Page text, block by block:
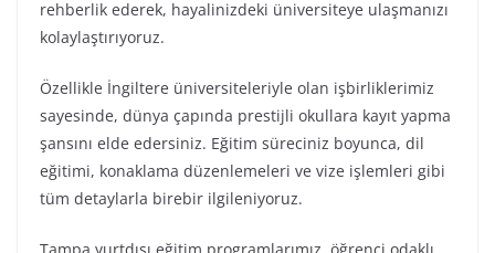
rehberlik ederek, hayalinizdeki üniversiteye ulaşmanızı
kolaylaştırıyoruz.
Özellikle İngiltere üniversiteleriyle olan işbirliklerimiz
sayesinde, dünya çapında prestijli okullara kayıt yapma
şansını elde edersiniz. Eğitim süreciniz boyunca, dil
eğitimi, konaklama düzenlemeleri ve vize işlemleri gibi
tüm detaylarla birebir ilgileniyoruz.